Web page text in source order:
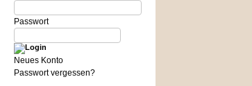
Passwort
Neues Konto
Passwort vergessen?